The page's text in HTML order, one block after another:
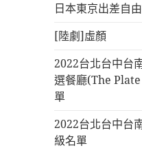
日本東京出差自
[陸劇]虛顏
2022台北台中台
選餐廳(The
單
2022台北台中台
級名單